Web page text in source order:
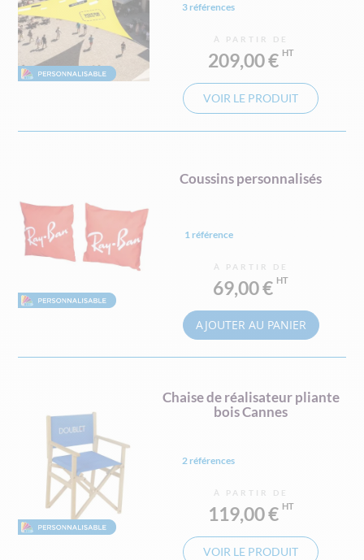
3 références
À PARTIR DE
209,00 €
VOIR LE PRODUIT
Coussins personnalisés
1 référence
À PARTIR DE
69,00 €
AJOUTER AU PANIER
Chaise de réalisateur pliante
bois Cannes
2 références
À PARTIR DE
119,00 €
VOIR LE PRODUIT